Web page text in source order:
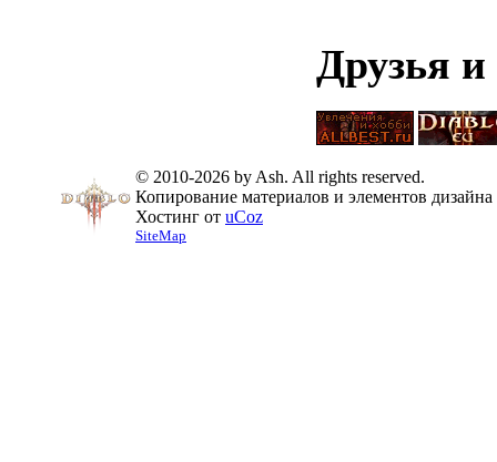
Друзья
© 2010-2026 by Ash. All rights reserved.
Копирование материалов и элементов
Хостинг от uCoz
SiteMap